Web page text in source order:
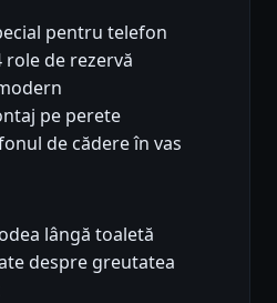
pentru telefon
de rezervă
pe perete
de cădere în vas
lângă toaletă
despre greutatea